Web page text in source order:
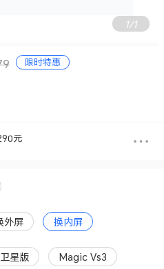
1/1
限时特惠
元
外屏 换内屏
星版 Magic Vs3